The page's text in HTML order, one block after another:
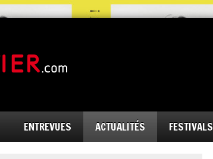
ENTREVUES ACTUALITÉS FESTIVALS